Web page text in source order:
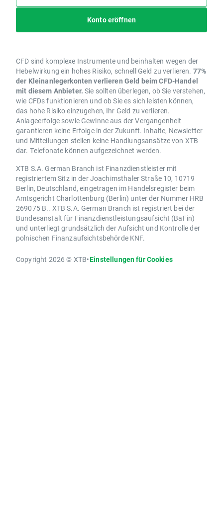
Konto eröffnen
CFD sind komplexe Instrumente und beinhalten wegen der
Hebelwirkung ein hohes Risiko, schnell Geld zu verlieren. 77%
der Kleinanlegerkonten verlieren Geld beim CFD-Handel
mit diesem Anbieter. Sie sollten überlegen, ob Sie verstehen,
wie CFDs funktionieren und ob Sie es sich leisten können,
das hohe Risiko einzugehen, Ihr Geld zu verlieren.
Anlageerfolge sowie Gewinne aus der Vergangenheit
garantieren keine Erfolge in der Zukunft. Inhalte, Newsletter
und Mitteilungen stellen keine Handlungsansätze von XTB
dar. Telefonate können aufgezeichnet werden.
XTB S.A. German Branch ist Finanzdienstleister mit
registriertem Sitz in der Joachimsthaler Straße 10, 10719
Berlin, Deutschland, eingetragen im Handelsregister beim
Amtsgericht Charlottenburg (Berlin) unter der Nummer HRB
269075 B.. XTB S.A. German Branch ist registriert bei der
Bundesanstalt für Finanzdienstleistungsaufsicht (BaFin)
und unterliegt grundsätzlich der Aufsicht und Kontrolle der
polnischen Finanzaufsichtsbehörde KNF.
Copyright 2026 © XTB•Einstellungen für Cookies